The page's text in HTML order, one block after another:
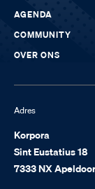
AGENDA
COMMUNITY
OVER ONS
Adres
Korpora
Sint Eustatius 18
7333 NX